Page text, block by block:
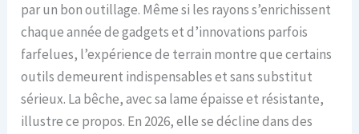
par un bon outillage. Même si les rayons s’enrichissent
chaque année de gadgets et d’innovations parfois
farfelues, l’expérience de terrain montre que certains
outils demeurent indispensables et sans substitut
sérieux. La bêche, avec sa lame épaisse et résistante,
illustre ce propos. En 2026, elle se décline dans des